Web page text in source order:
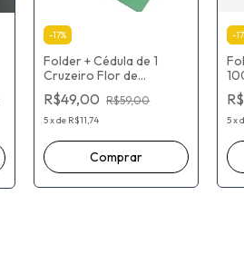
-17%
Folder + Cédula de 1
Cruzeiro Flor de
estampa 1970-1986
Edição 2022: com Qr
visite o museu de valores
R$49,00 R$59,00
5xde R$11,74
-17
5x